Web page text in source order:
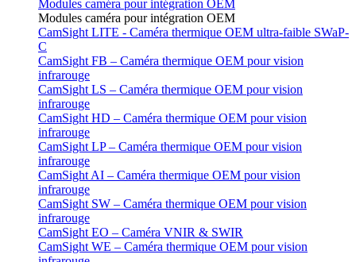
Modules caméra pour intégration OEM
Modules caméra pour intégration OEM
CamSight LITE - Caméra thermique OEM ultra-faible SWaP-
C
CamSight FB – Caméra thermique OEM pour vision
infrarouge
CamSight LS – Caméra thermique OEM pour vision
infrarouge
CamSight HD – Caméra thermique OEM pour vision
infrarouge
CamSight LP – Caméra thermique OEM pour vision
infrarouge
CamSight AI – Caméra thermique OEM pour vision
infrarouge
CamSight SW – Caméra thermique OEM pour vision
infrarouge
CamSight EO – Caméra VNIR & SWIR
CamSight WE – Caméra thermique OEM pour vision